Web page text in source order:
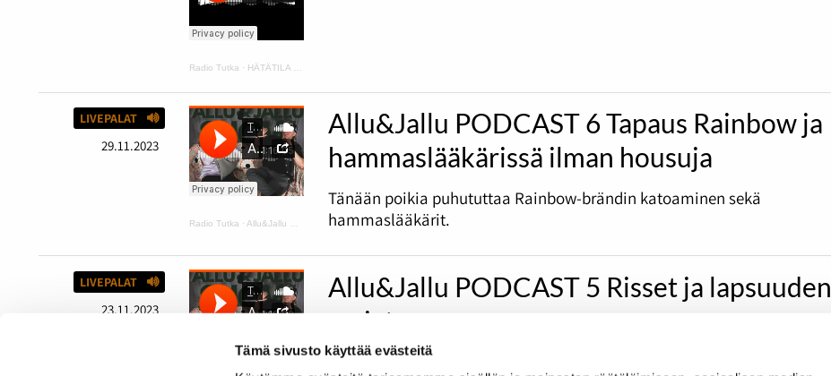
Tämä sivusto käyttää evästeitä
Radio Tutka · HÄTÄTILA podcast 1
LIVEPALAT
29.11.2023
Radio Tutka ·Allu&Jallu PODCAST 6 Tapaus Rainbow ja hammaslääkärissä ilman housuja
Allu&Jallu PODCAST 6 Tapaus Rainbow ja
hammaslääkärissä ilman housuja
Tänään poikia puhututtaa Rainbow-brändin katoaminen sekä
hammaslääkärit.
LIVEPALAT
23.11.2023
Allu&Jallu PODCAST 5 Risset ja lapsuuden
sarjat
Tässä jaksossa puidaan muun muassa risteilyjä sekä lapsuuden sarjoja.